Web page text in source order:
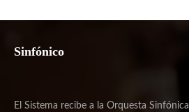
Sinfónico
El Sistema recibe a la Orquesta Sinfónica